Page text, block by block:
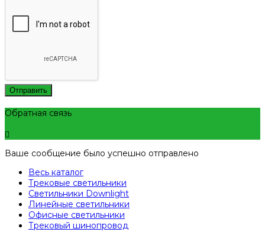
Отправить
Обратная связь
Ваше сообщение было успешно отправлено
Весь каталог
Трековые светильники
Светильники Downlight
Линейные светильники
Офисные светильники
Трековый шинопровод